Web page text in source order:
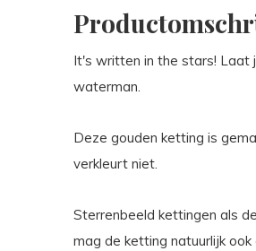
It's written in the stars! Laat
waterman.
Deze gouden ketting is
verkleurt niet.
Sterrenbeeld kettingen als
mag de ketting natuurlijk